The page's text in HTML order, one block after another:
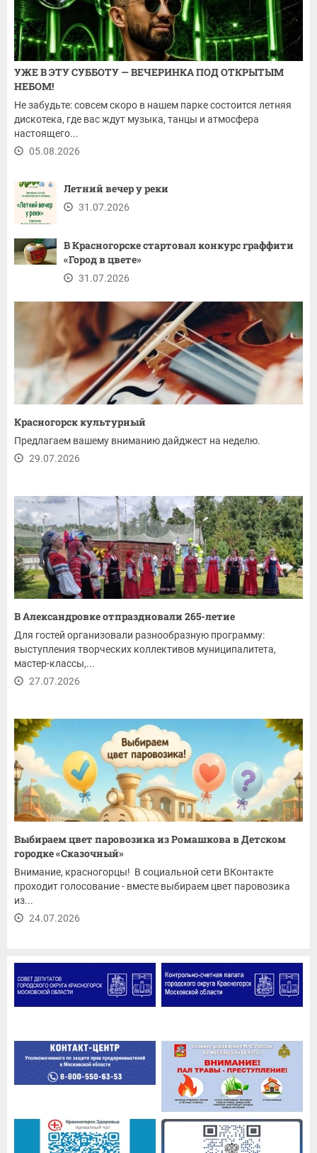
УЖЕ В ЭТУ СУББОТУ — ВЕЧЕРИНКА ПОД ОТКРЫТЫМ
НЕБОМ!
Не забудьте: совсем скоро в нашем парке состоится летняя
дискотека, где вас ждут музыка, танцы и атмосфера
настоящего...
05.08.2026
Летний вечер у реки
31.07.2026
В Красногорске стартовал конкурс граффити
«Город в цвете»
31.07.2026
Красногорск культурный
Предлагаем вашему вниманию дайджест на неделю.
29.07.2026
В Александровке отпраздновали 265-летие
Для гостей организовали разнообразную программу:
выступления творческих коллективов муниципалитета,
мастер-классы,...
27.07.2026
Выбираем цвет паровозика из Ромашкова в Детском
городке «Сказочный»
Внимание, красногорцы! В социальной сети ВКонтакте
проходит голосование - вместе выбираем цвет паровозика
из...
24.07.2026